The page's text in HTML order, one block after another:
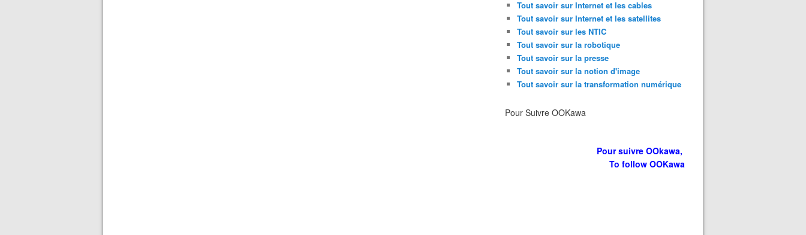
Tout savoir sur Internet et les cables
Tout savoir sur Internet et les satellites
Tout savoir sur les NTIC
Tout savoir sur la robotique
Tout savoir sur la presse
Tout savoir sur la notion d'image
Tout savoir sur la transformation numérique
Pour Suivre OOKawa
Pour suivre OOkawa,
To follow OOKawa